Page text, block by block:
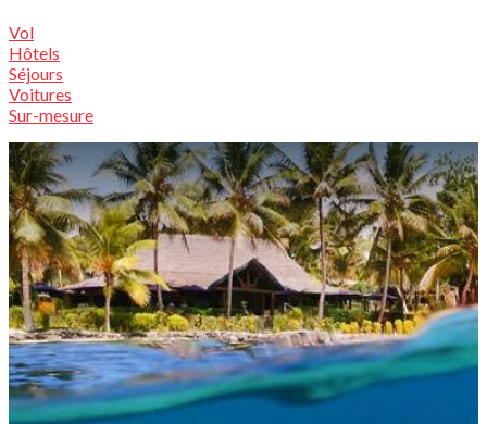
Vol
Hôtels
Séjours
Voitures
Sur-mesure